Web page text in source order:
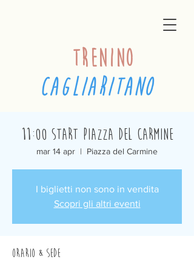
trenino
cagliaritano
11:00 Start Piazza del Carmine
mar 14 apr
  |
Piazza del Carmine
I biglietti non sono in vendita
Scopri gli altri eventi
Orario & Sede